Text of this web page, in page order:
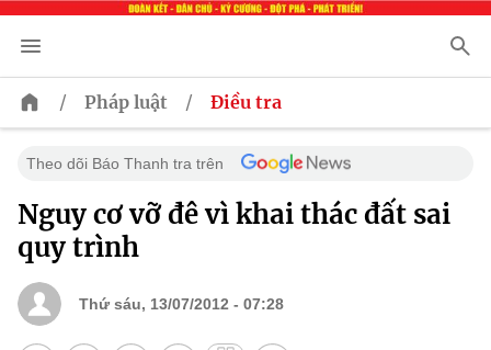
/ Pháp luật / Điều tra
Theo dõi Báo Thanh tra trên
Nguy cơ vỡ đê vì khai thác đất sai
quy trình
Thứ sáu, 13/07/2012 - 07:28